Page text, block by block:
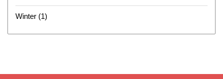
Winter (1)